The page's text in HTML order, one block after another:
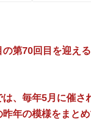
の第70回目を迎え
は、毎年5月に催さ
年の模様をまとめ